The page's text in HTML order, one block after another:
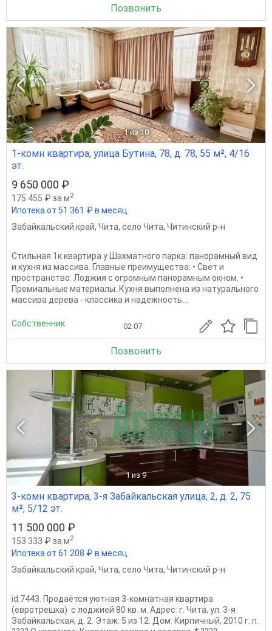
Позвонить
1 из 10
1-комн квартира, улица Бутина, 78, д. 78, 55 м², 4/16
эт.
9 650 000 ₽
175 455 ₽ за м2
Ипотека от 51 361 ₽ в месяц
Забайкальский край, Чита, село Чита, Читинский р-н
Стильная 1к квартира у Шахматного парка: панорамный вид
и кухня из массива. Главные преимущества: • Свет и
пространство: Лоджия с огромным панорамным окном. •
Премиальные материалы: Кухня выполнена из натурального
массива дерева - классика и надежность...
Собственник 02.07
Позвонить
1 из 9
3-комн квартира, 3-я Забайкальская улица, 2, д. 2, 75
м², 5/12 эт.
11 500 000 ₽
153 333 ₽ за м2
Ипотека от 61 208 ₽ в месяц
Забайкальский край, Чита, село Чита, Читинский р-н
id:7443. Продаётся уютная 3-комнатная квартира
(евротрешка) с лоджией 80 кв. м. Адрес: г. Чита, ул. 3-я
Забайкальская, д. 2. Этаж: 5 из 12. Дом: Кирпичный, 2010 г. п.